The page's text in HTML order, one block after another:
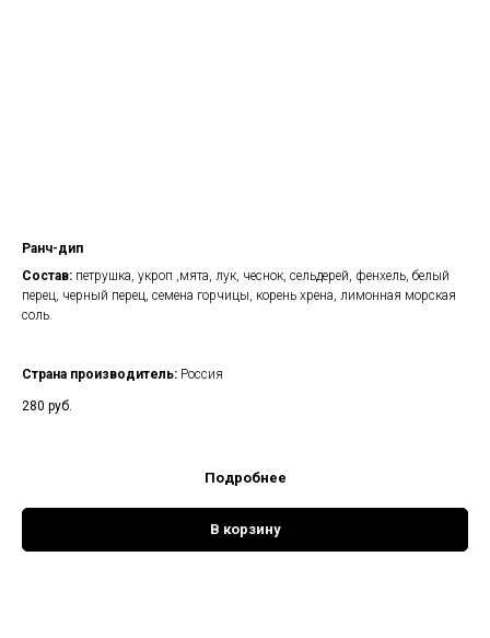
Ранч-дип
Состав: петрушка, укроп ,мята, лук, чеснок, сельдерей, фенхель, белый
перец, черный перец, семена горчицы, корень хрена, лимонная морская
соль.
Страна производитель: Россия
280 руб.
Подробнее
В корзину